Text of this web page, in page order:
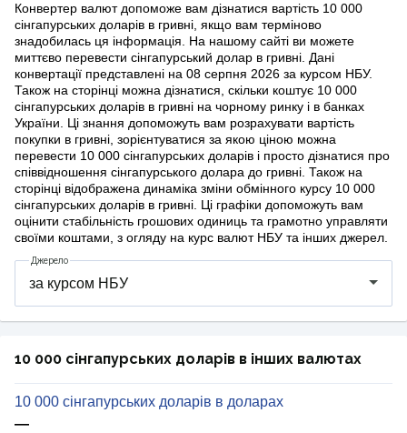
Конвертер валют допоможе вам дізнатися вартість 10 000
сінгапурських доларів в гривні, якщо вам терміново
знадобилась ця інформація. На нашому сайті ви можете
миттєво перевести сінгапурський долар в гривні. Дані
конвертації представлені на 08 серпня 2026 за курсом НБУ.
Також на сторінці можна дізнатися, скільки коштує 10 000
сінгапурських доларів в гривні на чорному ринку і в банках
України. Ці знання допоможуть вам розрахувати вартість
покупки в гривні, зорієнтуватися за якою ціною можна
перевести 10 000 сінгапурських доларів і просто дізнатися про
співвідношення сінгапурського долара до гривні. Також на
сторінці відображена динаміка зміни обмінного курсу 10 000
сінгапурських доларів в гривні. Ці графіки допоможуть вам
оцінити стабільність грошових одиниць та грамотно управляти
своїми коштами, з огляду на курс валют НБУ та інших джерел.
Джерело
10 000 сінгапурських доларів в інших валютах
10 000 сінгапурських доларів в доларах
—